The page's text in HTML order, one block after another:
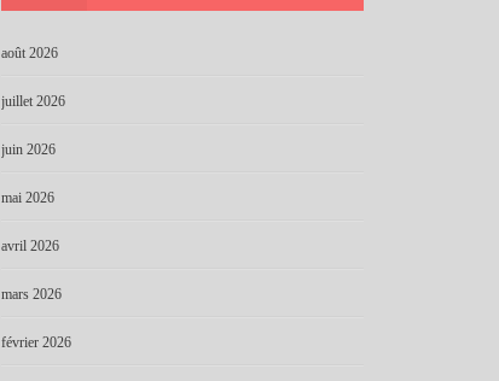
août 2026
juillet 2026
juin 2026
mai 2026
avril 2026
mars 2026
février 2026